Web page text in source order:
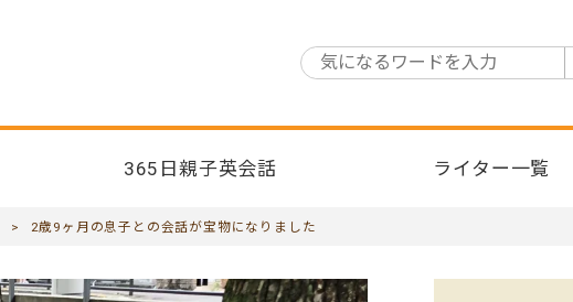
365日親子英会話 ライター一覧
> 2歳9ヶ月の息子との会話が宝物になりました